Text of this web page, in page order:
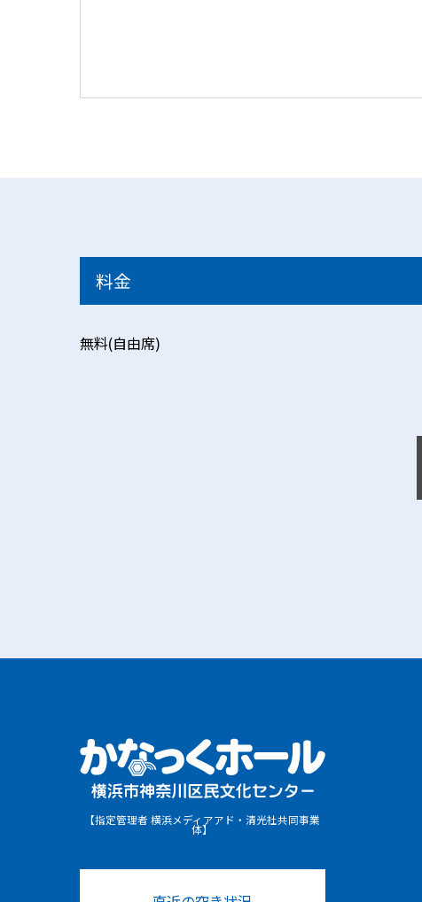
料金
無料(自由席)
【指定管理者 横浜メディアアド・清光社共同事業
体】